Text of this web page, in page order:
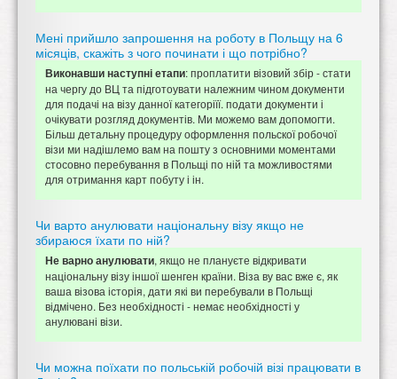
Мені прийшло запрошення на роботу в Польщу на 6
місяців, скажіть з чого починати і що потрібно?
Виконавши наступні етапи: проплатити візовий збір - стати
на чергу до ВЦ та підготоувати належним чином документи
для подачі на візу данної категоріїї. подати документи і
очікувати розгляд документів. Ми можемо вам допомогти.
Більш детальну процедуру оформлення польскої робочої
візи ми надішлемо вам на пошту з основними моментами
стосовно перебування в Польщі по ній та можливостями
для отримання карт побуту і ін.
Чи варто анулювати національну візу якщо не
збираюся їхати по ній?
Не варно анулювати, якщо не плануєте відкривати
національну візу іншої шенген країни. Віза ву вас вже є, як
ваша візова історія, дати які ви перебували в Польщі
відмічено. Без необхідності - немає необхідності у
анулювані візи.
Чи можна поїхати по польській робочій візі працювати в